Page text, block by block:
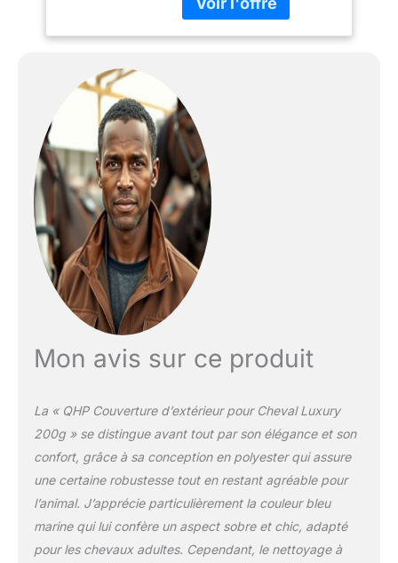
polaire. Cordons
ceinture. Plis d'épaule
confortables, sangles
croisées amovibles
Composition : extérieur :
100 % polyester ;
intérieur : 100 %
polyester. Garnissage :
100 % polyester
Mon avis sur ce produit
La « QHP Couverture d’extérieur pour Cheval Luxury
200g » se distingue avant tout par son élégance et son
confort, grâce à sa conception en polyester qui assure
une certaine robustesse tout en restant agréable pour
l’animal. J’apprécie particulièrement la couleur bleu
marine qui lui confère un aspect sobre et chic, adapté
pour les chevaux adultes. Cependant, le nettoyage à